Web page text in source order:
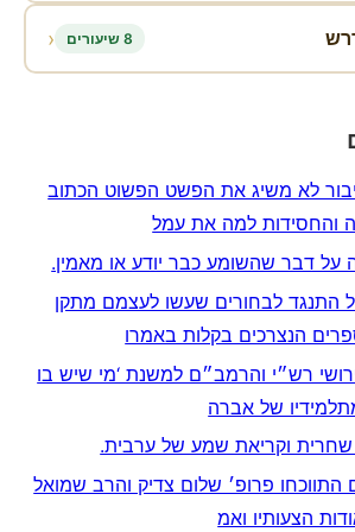
8 שיעורים ‹
לא משיג את הפשט הפשוט הכתוב
והחסידות למה את עמל
על דבר שהשומע כבר יודע או מאמין.
התנגד לבחורים שעשו לעצמם מתקן
הנצרכים בקלות באמרו
רש״י והרמב״ם למשנת ‘מי שיש בו
של אברה
וקריאת שמע של ערבית.
פרופ׳ שלום צדיק והרב שמואל
הצעותיו ואמ